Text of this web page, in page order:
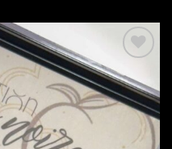
Add to
wishlist